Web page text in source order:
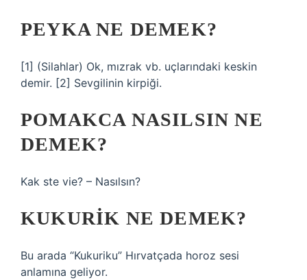
PEYKA NE DEMEK?
[1] (Silahlar) Ok, mızrak vb. uçlarındaki keskin
demir. [2] Sevgilinin kirpiği.
POMAKCA NASILSIN NE
DEMEK?
Kak ste vie? – Nasılsın?
KUKURIK NE DEMEK?
Bu arada “Kukuriku” Hırvatçada horoz sesi
anlamına geliyor.